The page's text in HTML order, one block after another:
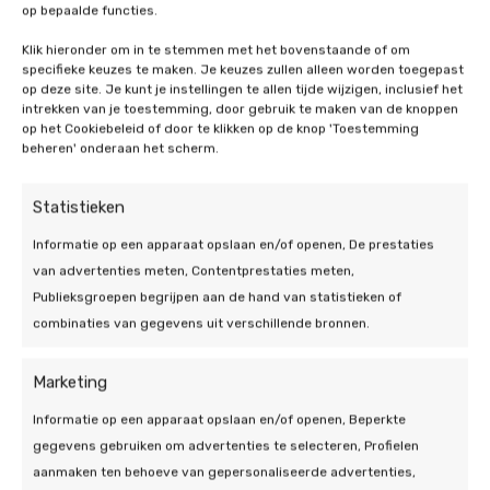
op bepaalde functies.
Klik hieronder om in te stemmen met het bovenstaande of om
specifieke keuzes te maken. Je keuzes zullen alleen worden toegepast
op deze site. Je kunt je instellingen te allen tijde wijzigen, inclusief het
intrekken van je toestemming, door gebruik te maken van de knoppen
op het Cookiebeleid of door te klikken op de knop 'Toestemming
beheren' onderaan het scherm.
Statistieken
Informatie op een apparaat opslaan en/of openen, De prestaties
van advertenties meten, Contentprestaties meten,
Publieksgroepen begrijpen aan de hand van statistieken of
combinaties van gegevens uit verschillende bronnen.
Marketing
Informatie op een apparaat opslaan en/of openen, Beperkte
gegevens gebruiken om advertenties te selecteren, Profielen
aanmaken ten behoeve van gepersonaliseerde advertenties,
thuisbatterij met een capaciteit van 4 tot 6
kW te kopen.
subsidie voor thuisaccu’s beschikbaar. Maar
thuisbatterijen de komende jaren steeds
interessanter worden! Sinds 2023 profiteert u
al van het btw-nultarief. Neem contactop
voor persoonlijk advies.
Bekijk alle FAQ